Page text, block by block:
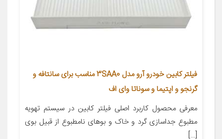
فیلتر کابین خودرو آرو مدل 3SAA0 مناسب برای سانتافه و
گرنجو و اپتیما و سوناتا وای اف
معرفی محصول کاربرد اصلی فیلتر کابین در سیستم تهویه
مطبوع جداسازی گرد و خاک و بوهای نامطبوع از قبیل بوی
[…]